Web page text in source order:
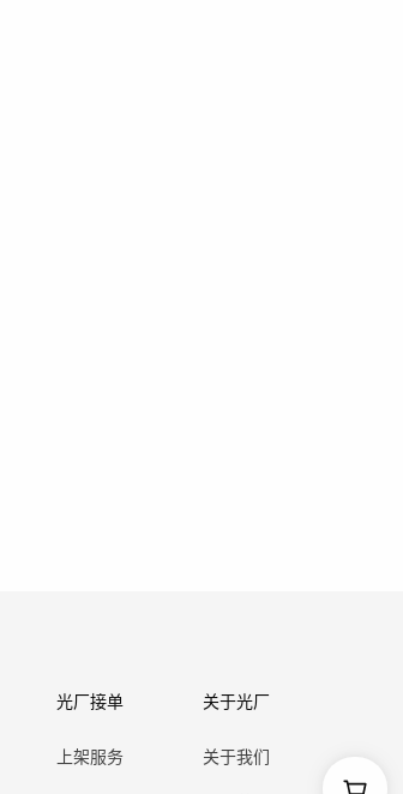
光厂接单
上架服务
关于光厂
关于我们